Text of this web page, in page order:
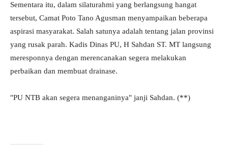
Sementara itu, dalam silaturahmi yang berlangsung hangat
tersebut, Camat Poto Tano Agusman menyampaikan beberapa
aspirasi masyarakat. Salah satunya adalah tentang jalan provinsi
yang rusak parah. Kadis Dinas PU, H Sahdan ST. MT langsung
meresponnya dengan merencanakan segera melakukan
perbaikan dan membuat drainase.
"PU NTB akan segera menanganinya" janji Sahdan. (**)